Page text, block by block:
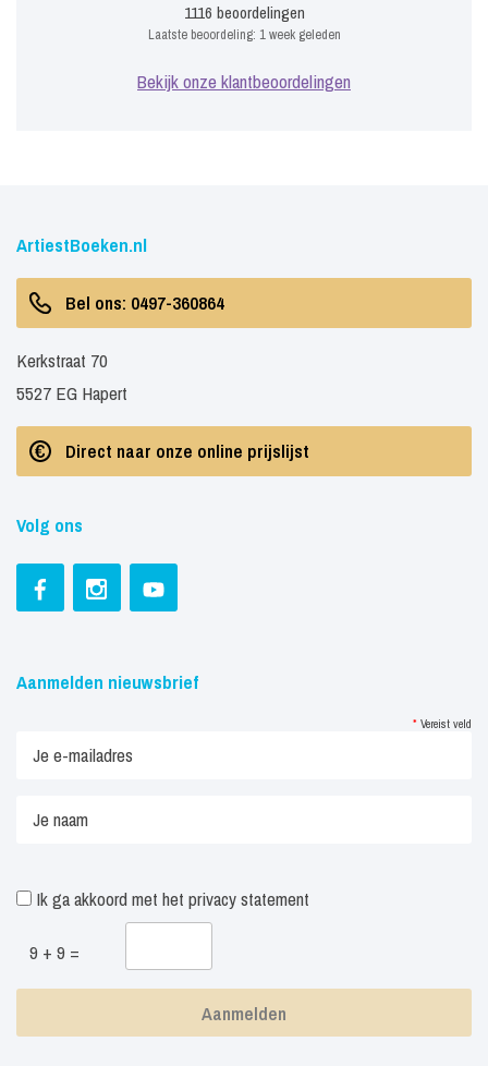
1116 beoordelingen
Laatste beoordeling: 1 week geleden
Bekijk onze klantbeoordelingen
ArtiestBoeken.nl
Bel ons: 0497-360864
Kerkstraat 70
5527 EG Hapert
Direct naar onze online prijslijst
Volg ons
Aanmelden nieuwsbrief
* Vereist veld
Ik ga akkoord met het privacy statement
9 + 9 =